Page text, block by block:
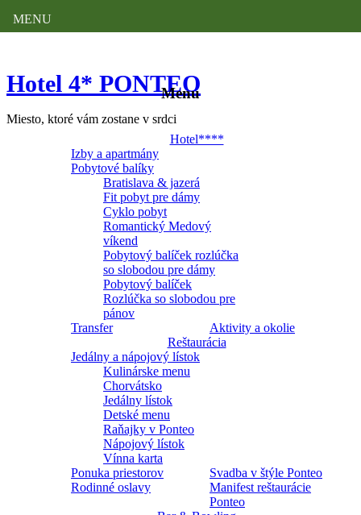
Hotel 4* PONTEO
Miesto, ktoré vám zostane v srdci
Menu
Hotel****
Izby a apartmány
Pobytové balíky
Bratislava & jazerá
Fit pobyt pre dámy
Cyklo pobyt
Romantický Medový
víkend
Pobytový balíček rozlúčka
so slobodou pre dámy
Pobytový balíček
Rozlúčka so slobodou pre
pánov
Transfer
Aktivity a okolie
Reštaurácia
Jedálny a nápojový lístok
Kulinárske menu
Chorvátsko
Jedálny lístok
Detské menu
Raňajky v Ponteo
Nápojový lístok
Vínna karta
Ponuka priestorov
Svadba v štýle Ponteo
Rodinné oslavy
Manifest reštaurácie
Ponteo
MENU